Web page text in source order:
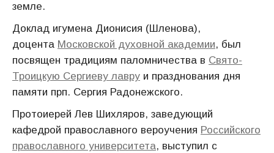
земле.
Доклад игумена Дионисия (Шленова),
доцента Московской духовной академии, был
посвящен традициям паломничества в Свято-
Троицкую Сергиеву лавру и празднования дня
памяти прп. Сергия Радонежского.
Протоиерей Лев Шихляров, заведующий
кафедрой православного вероучения Российского
православного университета, выступил с